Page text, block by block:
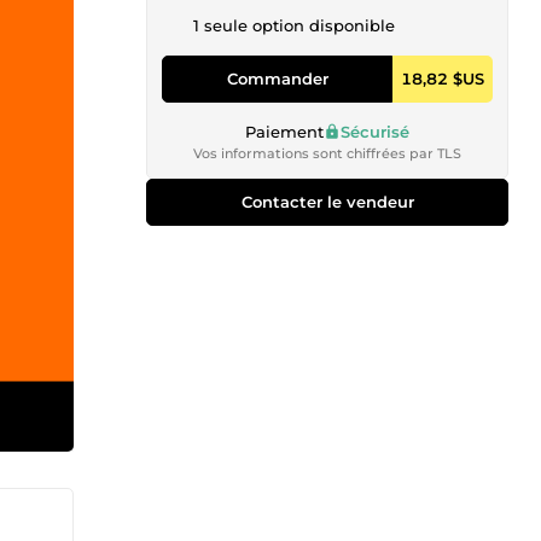
1 seule option disponible
Commander 18,82 $US
Paiement Sécurisé
Vos informations sont chiffrées par TLS
Contacter le vendeur